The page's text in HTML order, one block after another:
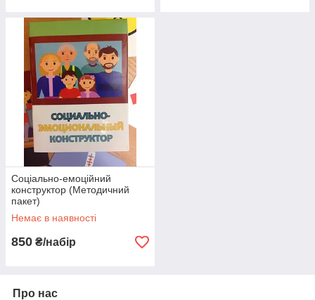
Соціально-емоційний
конструктор (Методичний
пакет)
Немає в наявності
850 ₴/набір
Про нас